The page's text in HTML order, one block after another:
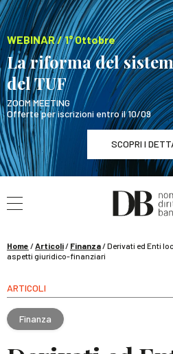
WEBINAR / 1° Ottobre
La riforma del
del TUF
ZOOM MEETING
Offerte per iscrizioni entro il 10/09
SCOPRI I
WEBINAR / 1°
La riforma del sistema
Home /Articoli/ Finanza/Derivati ed Enti
aspetti giuridico-finanziari
ARTICOLI
Finanza